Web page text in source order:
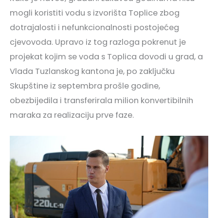
mogli koristiti vodu s izvorišta Toplice zbog
dotrajalosti i nefunkcionalnosti postojećeg
cjevovoda. Upravo iz tog razloga pokrenut je
projekat kojim se voda s Toplica dovodi u grad, a
Vlada Tuzlanskog kantona je, po zaključku
Skupštine iz septembra prošle godine,
obezbijedila i transferirala milion konvertibilnih
maraka za realizaciju prve faze.